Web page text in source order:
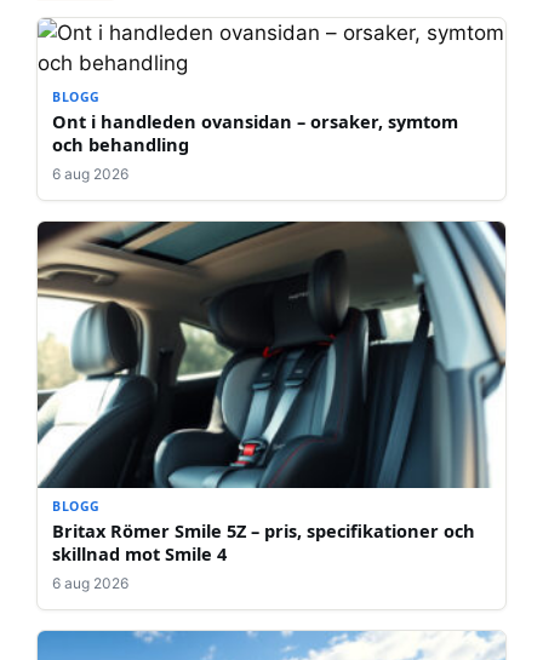
BLOGG
Ont i handleden ovansidan – orsaker, symtom
och behandling
6 aug 2026
BLOGG
Britax Römer Smile 5Z – pris, specifikationer och
skillnad mot Smile 4
6 aug 2026